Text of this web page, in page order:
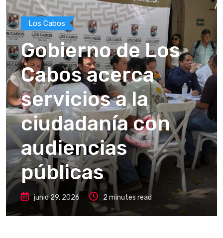
Los Cabos
Gobierno de Los
Cabos acerca
servicios a la
ciudadanía con
audiencias
públicas
junio 29, 2026 2 minutes read